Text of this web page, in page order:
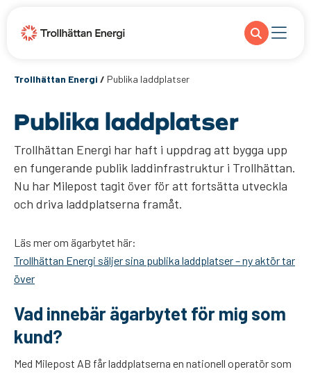
Trollhättan Energi / Publika laddplatser
Publika laddplatser
Trollhättan Energi har haft i uppdrag att bygga upp
en fungerande publik laddinfrastruktur i Trollhättan.
Nu har Milepost tagit över för att fortsätta utveckla
och driva laddplatserna framåt.
Läs mer om ägarbytet här:
Trollhättan Energi säljer sina publika laddplatser – ny aktör tar
över
Vad innebär ägarbytet för mig som
kund?
Med Milepost AB får laddplatserna en nationell operatör som